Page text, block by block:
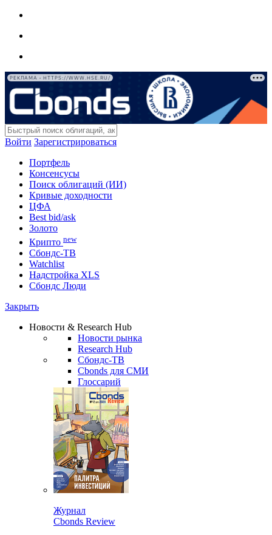
РЕКЛАМА • HTTPS://WWW.HSE.RU/
Войти Зарегистрироваться
Портфель
Консенсусы
Поиск облигаций (ИИ)
Кривые доходности
ЦФА
Best bid/ask
Золото
Крипто new
Сбондс-ТВ
Watchlist
Надстройка XLS
Сбондс Люди
Закрыть
Новости & Research Hub
Новости рынка
Research Hub
Сбондс-ТВ
Cbonds для СМИ
Глоссарий
Журнал
Cbonds Review